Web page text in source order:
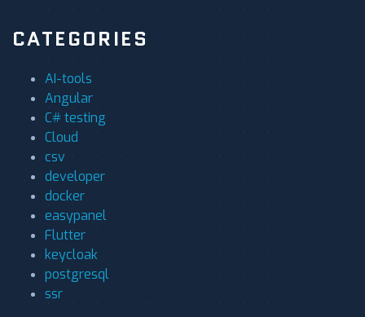
CATEGORIES
AI-tools
Angular
C# testing
Cloud
csv
developer
docker
easypanel
Flutter
keycloak
postgresql
ssr